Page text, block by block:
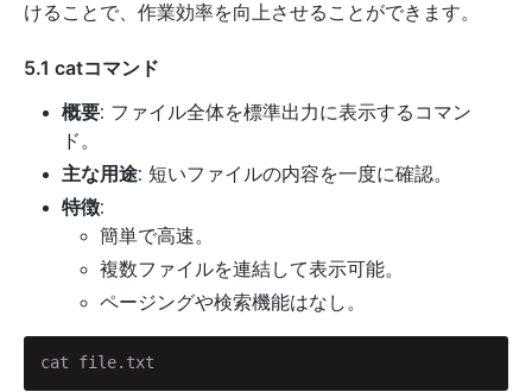
けることで、作業効率を向上させることができます。
5.1 catコマンド
概要: ファイル全体を標準出力に表示するコマン
ド。
主な用途: 短いファイルの内容を一度に確認。
特徴:
簡単で高速。
複数ファイルを連結して表示可能。
ページングや検索機能はなし。
cat file.txt